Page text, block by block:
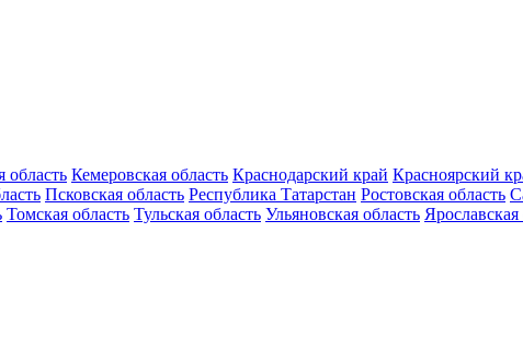
область Кемеровская область Краснодарский край Красноярский
Псковская область Республика Татарстан Ростовская область
Томская область Тульская область Ульяновская область Ярославская